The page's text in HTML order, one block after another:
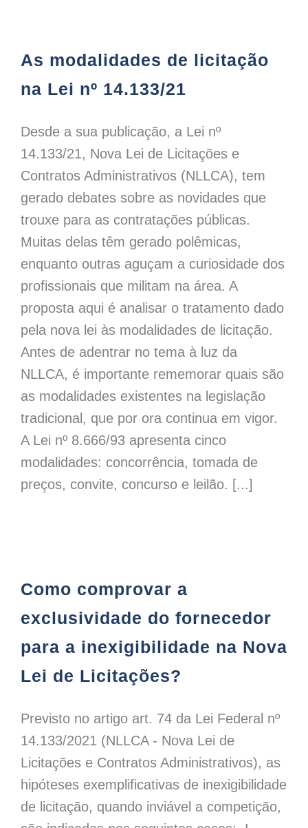
As modalidades de licitação
na Lei nº 14.133/21
Desde a sua publicação, a Lei nº
14.133/21, Nova Lei de Licitações e
Contratos Administrativos (NLLCA), tem
gerado debates sobre as novidades que
trouxe para as contratações públicas.
Muitas delas têm gerado polêmicas,
enquanto outras aguçam a curiosidade dos
profissionais que militam na área. A
proposta aqui é analisar o tratamento dado
pela nova lei às modalidades de licitação.
Antes de adentrar no tema à luz da
NLLCA, é importante rememorar quais são
as modalidades existentes na legislação
tradicional, que por ora continua em vigor.
A Lei nº 8.666/93 apresenta cinco
modalidades: concorrência, tomada de
preços, convite, concurso e leilão. [...]
Como comprovar a
exclusividade do fornecedor
para a inexigibilidade na Nova
Lei de Licitações?
Previsto no artigo art. 74 da Lei Federal nº
14.133/2021 (NLLCA - Nova Lei de
Licitações e Contratos Administrativos), as
hipóteses exemplificativas de inexigibilidade
de licitação, quando inviável a competição,